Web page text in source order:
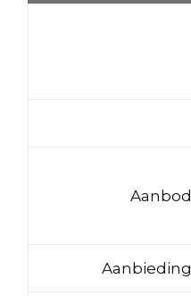
Aanbod
Aanbieding